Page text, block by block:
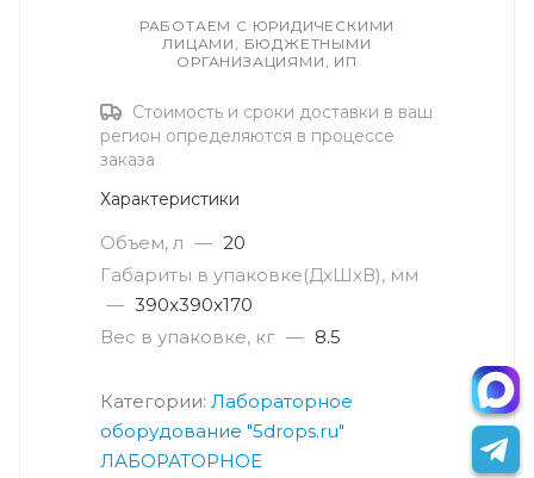
РАБОТАЕМ С ЮРИДИЧЕСКИМИ
ЛИЦАМИ, БЮДЖЕТНЫМИ
ОРГАНИЗАЦИЯМИ, ИП
Стоимость и сроки доставки в ваш
регион определяются в процессе
заказа
Характеристики
Объем, л — 20
Габариты в упаковке(ДxШxВ), мм
— 390x390x170
Вес в упаковке, кг — 8.5
Категории: Лабораторное
оборудование "5drops.ru"
ЛАБОРАТОРНОЕ